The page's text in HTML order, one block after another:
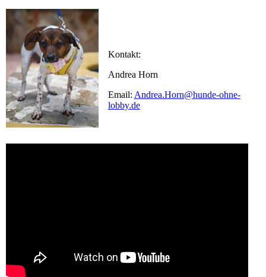
Kontakt:
Andrea Horn
Email: Andrea.Horn@hunde-ohne-
lobby.de